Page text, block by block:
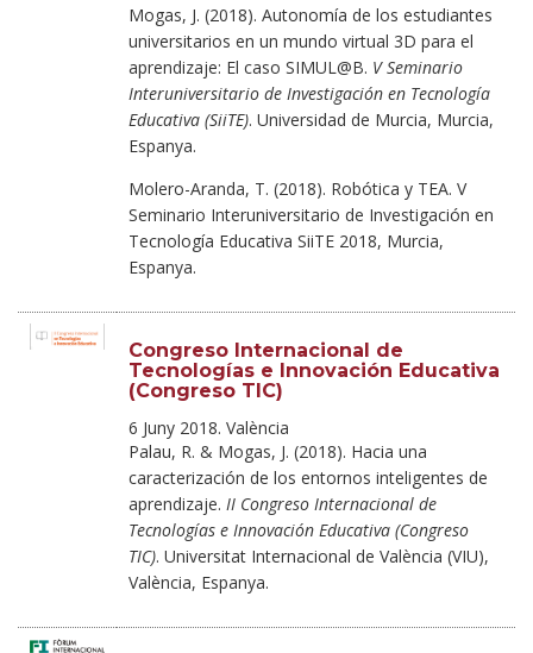
Mogas, J. (2018). Autonomía de los estudiantes
universitarios en un mundo virtual 3D para el
aprendizaje: El caso SIMUL@B. V Seminario
Interuniversitario de Investigación en Tecnología
Educativa (SiiTE). Universidad de Murcia, Murcia,
Espanya.
Molero-Aranda, T. (2018). Robótica y TEA. V
Seminario Interuniversitario de Investigación en
Tecnología Educativa SiiTE 2018, Murcia,
Espanya.
Congreso Internacional de
Tecnologías e Innovación Educativa
(Congreso TIC)
6 Juny 2018. València
Palau, R. & Mogas, J. (2018). Hacia una
caracterización de los entornos inteligentes de
aprendizaje. II Congreso Internacional de
Tecnologías e Innovación Educativa (Congreso
TIC). Universitat Internacional de València (VIU),
València, Espanya.